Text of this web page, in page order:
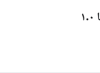
.۰